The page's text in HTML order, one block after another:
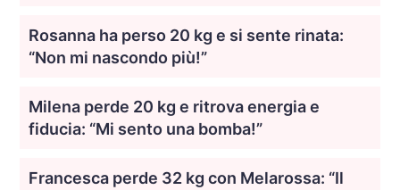
Rosanna ha perso 20 kg e si sente rinata:
“Non mi nascondo più!”
Milena perde 20 kg e ritrova energia e
fiducia: “Mi sento una bomba!”
Francesca perde 32 kg con Melarossa: “Il